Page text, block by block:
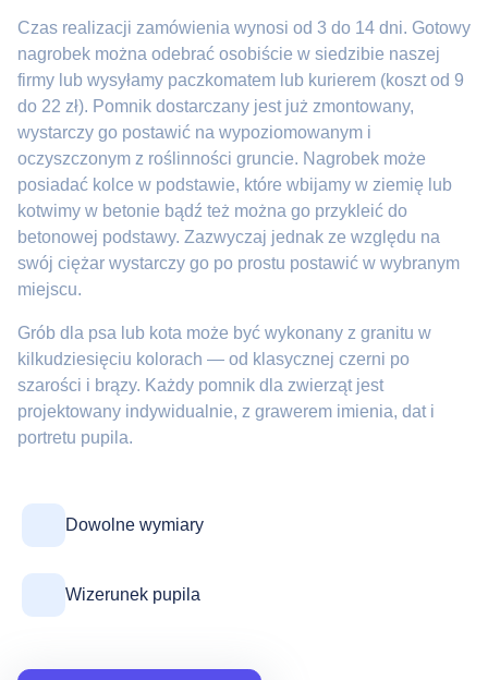
Czas realizacji zamówienia wynosi od 3 do 14 dni. Gotowy
nagrobek można odebrać osobiście w siedzibie naszej
firmy lub wysyłamy paczkomatem lub kurierem (koszt od 9
do 22 zł). Pomnik dostarczany jest już zmontowany,
wystarczy go postawić na wypoziomowanym i
oczyszczonym z roślinności gruncie. Nagrobek może
posiadać kolce w podstawie, które wbijamy w ziemię lub
kotwimy w betonie bądź też można go przykleić do
betonowej podstawy. Zazwyczaj jednak ze względu na
swój ciężar wystarczy go po prostu postawić w wybranym
miejscu.
Grób dla psa lub kota może być wykonany z granitu w
kilkudziesięciu kolorach — od klasycznej czerni po
szarości i brązy. Każdy pomnik dla zwierząt jest
projektowany indywidualnie, z grawerem imienia, dat i
portretu pupila.
Dowolne wymiary
Wizerunek pupila